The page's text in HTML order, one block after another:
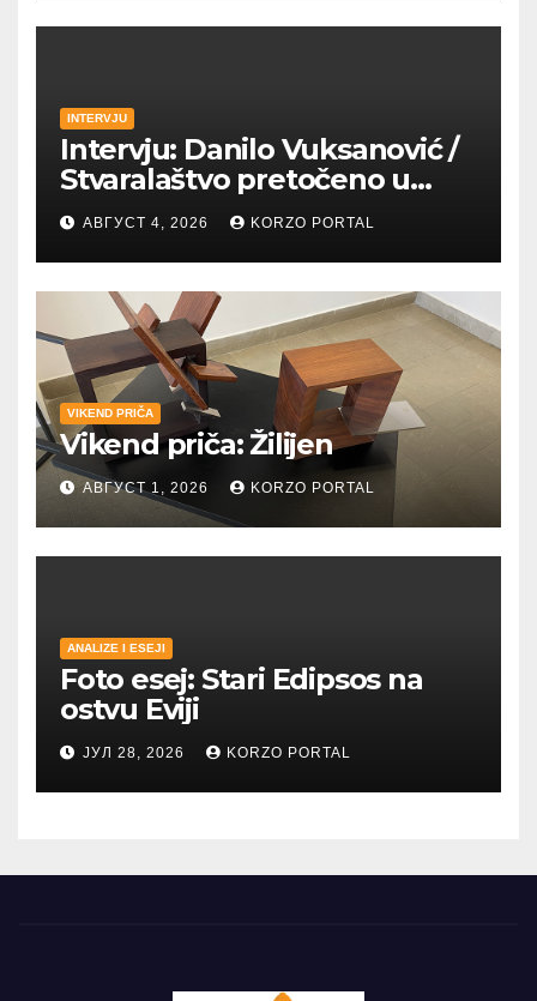
INTERVJU
Intervju: Danilo Vuksanović /
Stvaralaštvo pretočeno u
umetnost i reči
АВГУСТ 4, 2026 KORZO PORTAL
VIKEND PRIČA
Vikend priča: Žilijen
АВГУСТ 1, 2026 KORZO PORTAL
ANALIZE I ESEJI
Foto esej: Stari Edipsos na
ostvu Eviji
ЈУЛ 28, 2026 KORZO PORTAL